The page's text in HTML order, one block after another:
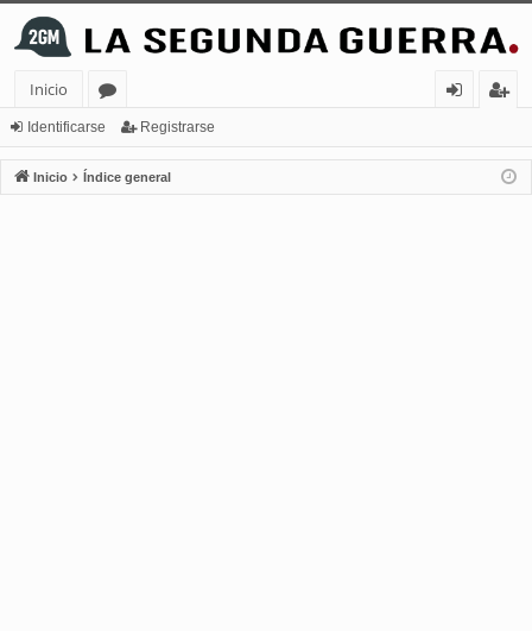
Inicio
or
os
nt
ifi
ist
ra
Identificarse Registrarse
Inicio Índice general